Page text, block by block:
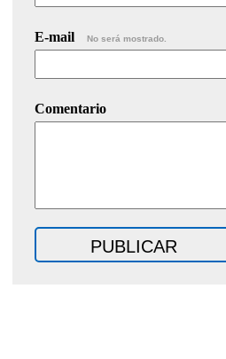
E-mail No será mostrado.
Comentario